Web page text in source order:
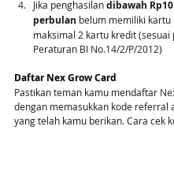
Jika penghasilan dibawah
perbulan belum memiliki kartu
maksimal 2 kartu kredit (sesuai
Peraturan BI No.14/2/P/2012)
Daftar Nex Grow Card
Pastikan teman kamu mendaftar
dengan memasukkan kode referral
yang telah kamu berikan. Cara cek